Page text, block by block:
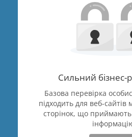
Сильний бізнес-
Базова перевірка
підходить для веб-сайтів
сторінок, що приймають